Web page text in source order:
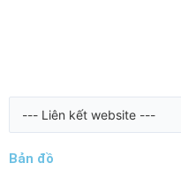
Bản đồ